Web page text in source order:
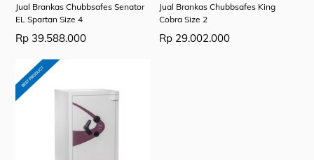
Jual Brankas Chubbsafes Senator
EL Spartan Size 4
Rp 39.588.000
Jual Brankas Chubbsafes King
Cobra Size 2
Rp29.002.000